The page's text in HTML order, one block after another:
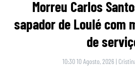
Morreu Carlos
sapador de Loulé com
de
10:30 10 Agosto, 2026 |